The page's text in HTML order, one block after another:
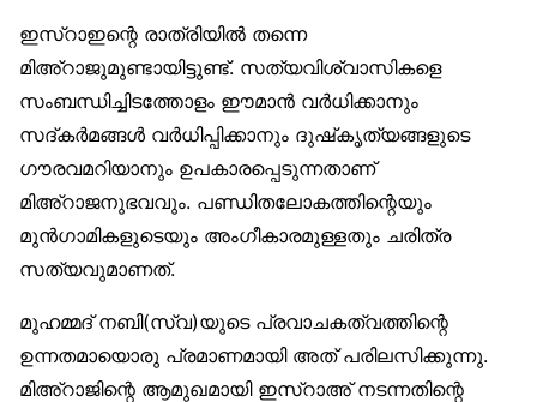
ഇസ്‌റാഇന്റെ രാത്രിയിൽ തന്നെ
മിഅ്‌റാജുമുണ്ടായിട്ടുണ്ട്. സത്യവിശ്വാസികളെ
സംബന്ധിച്ചിടത്തോളം ഈമാൻ വർധിക്കാനും
സദ്കർമങ്ങൾ വർധിപ്പിക്കാനും ദുഷ്‌കൃത്യങ്ങളുടെ
ഗൗരവമറിയാനും ഉപകാരപ്പെടുന്നതാണ്
മിഅ്‌റാജനുഭവവും. പണ്ഡിതലോകത്തിന്റെയും
മുൻഗാമികളുടെയും അംഗീകാരമുള്ളതും ചരിത്ര
സത്യവുമാണത്.
മുഹമ്മദ് നബി(സ്വ)യുടെ പ്രവാചകത്വത്തിന്റെ
ഉന്നതമായൊരു പ്രമാണമായി അത് പരിലസിക്കുന്നു.
മിഅ്‌റാജിന്റെ ആമുഖമായി ഇസ്‌റാഅ് നടന്നതിന്റെ